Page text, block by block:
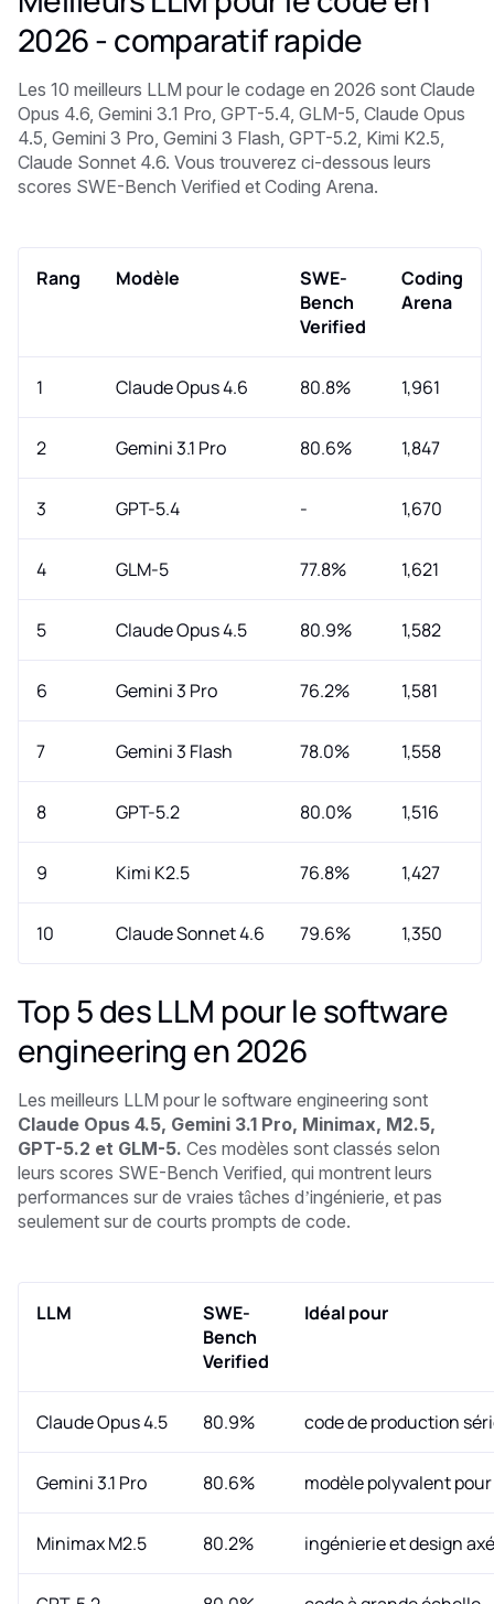
2026 - comparatif rapide
Les 10 meilleurs LLM pour le codage en 2026 sont Claude
Opus 4.6, Gemini 3.1 Pro, GPT-5.4, GLM-5, Claude Opus
4.5, Gemini 3 Pro, Gemini 3 Flash, GPT-5.2, Kimi K2.5,
Claude Sonnet 4.6. Vous trouverez ci-dessous leurs
scores SWE-Bench Verified et Coding Arena.
Rang Modèle
SWE-
Bench
Verified
Coding
Arena
1 Claude Opus 4.6 80.8% 1,961
2 Gemini 3.1 Pro 80.6% 1,847
3 GPT-5.4 - 1,670
4 GLM-5 77.8% 1,621
5 Claude Opus 4.5 80.9% 1,582
6 Gemini 3 Pro 76.2% 1,581
7 Gemini 3 Flash 78.0% 1,558
8 GPT-5.2 80.0% 1,516
9 Kimi K2.5 76.8% 1,427
10 Claude Sonnet 4.6 79.6% 1,350
Top 5 des LLM pour le software
engineering en 2026
Les meilleurs LLM pour le software engineering sont
Claude Opus 4.5, Gemini 3.1 Pro, Minimax, M2.5,
GPT-5.2 et GLM-5. Ces modèles sont classés selon
leurs scores SWE-Bench Verified, qui montrent leurs
performances sur de vraies tâches d’ingénierie, et pas
seulement sur de courts prompts de code.
LLM
SWE-
Bench
Verified
Idéal pour
Claude Opus 4.5 80.9% code de production
Gemini 3.1 Pro 80.6% modèle polyvalent
Minimax M2.5 80.2% ingénierie et design